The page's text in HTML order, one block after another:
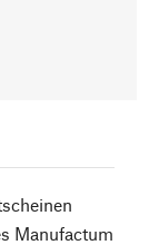
Manufactum